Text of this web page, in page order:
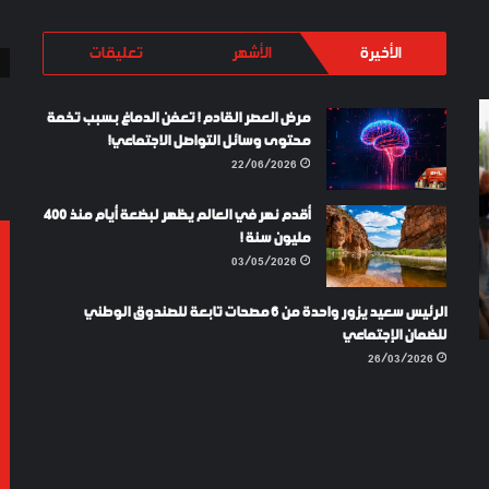
LAYKI
SHOES
TURKEY
06/02/2024
LAYKI SHOES TURKEY
JOURNÉE
COLIS
الأخيرة الأشهر تعليقات
مرض العصر القادم ! تعفن الدماغ بسبب تخمة
محتوى وسائل التواصل الاجتماعي!
22/06/2026
أقدم نهر في العالم يظهر لبضعة أيام منذ 400
مليون سنة !
03/05/2026
الرئيس سعيد يزور واحدة من 6 مصحات تابعة للصندوق الوطني
للضمان الإجتماعي
26/03/2026